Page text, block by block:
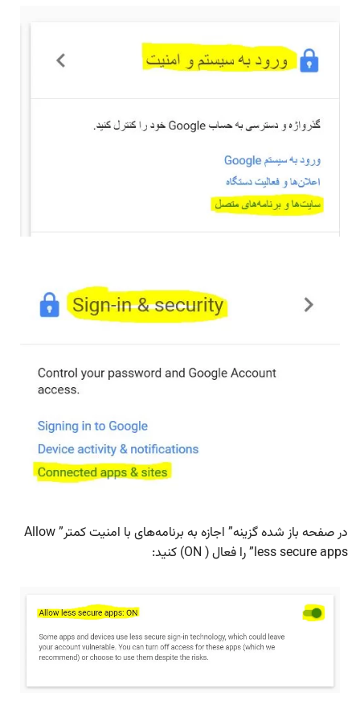
در صفحه باز شده گزینه” اجازه به برنامه‌های با امنیت کمتر” Allow
less secure apps” را فعال ( ON) کنید: